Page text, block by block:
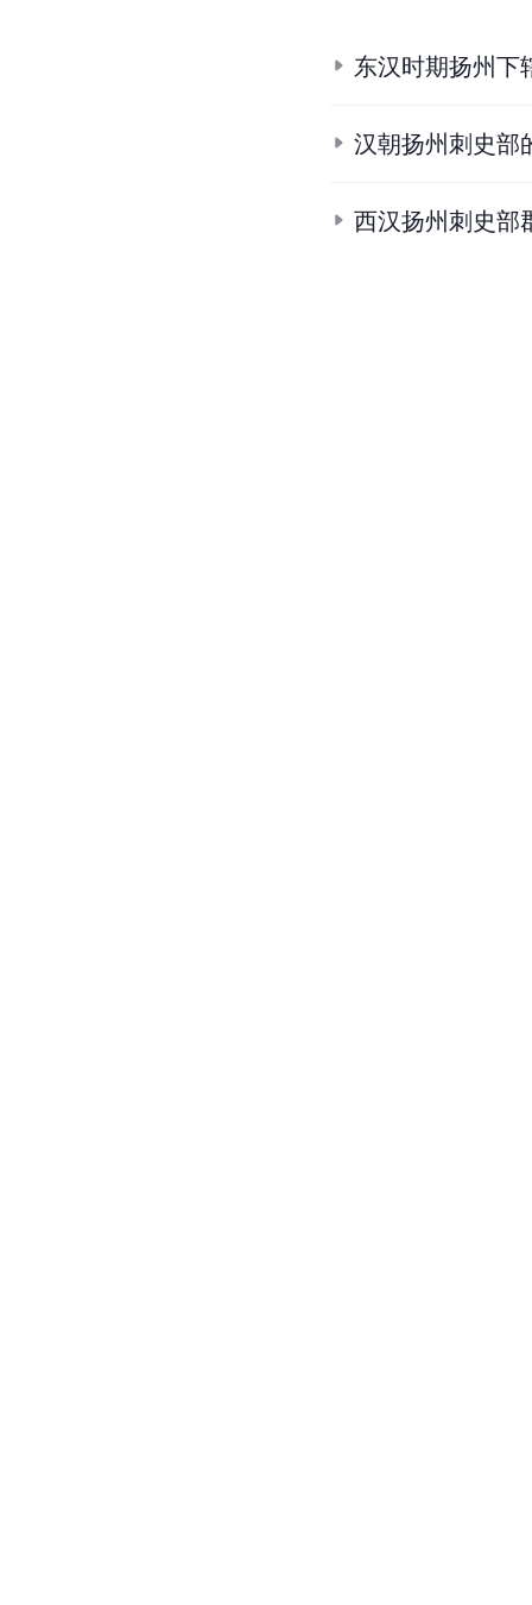
东汉时期扬州下
汉朝扬州刺史部
西汉扬州刺史部